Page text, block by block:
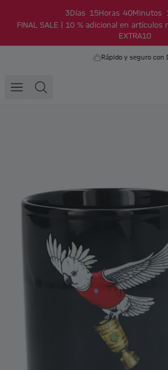
3 Días 15Horas 40Minutos
FINAL SALE | 10 % adicional en artículos
EXTRA10
Rápido y seguro con